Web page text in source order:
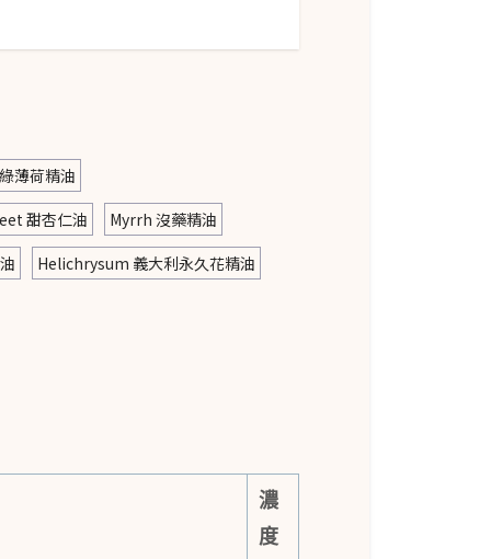
薄荷精油
甜杏仁油
Myrrh 沒藥精油
Helichrysum 義大利永久花精油
濃
度